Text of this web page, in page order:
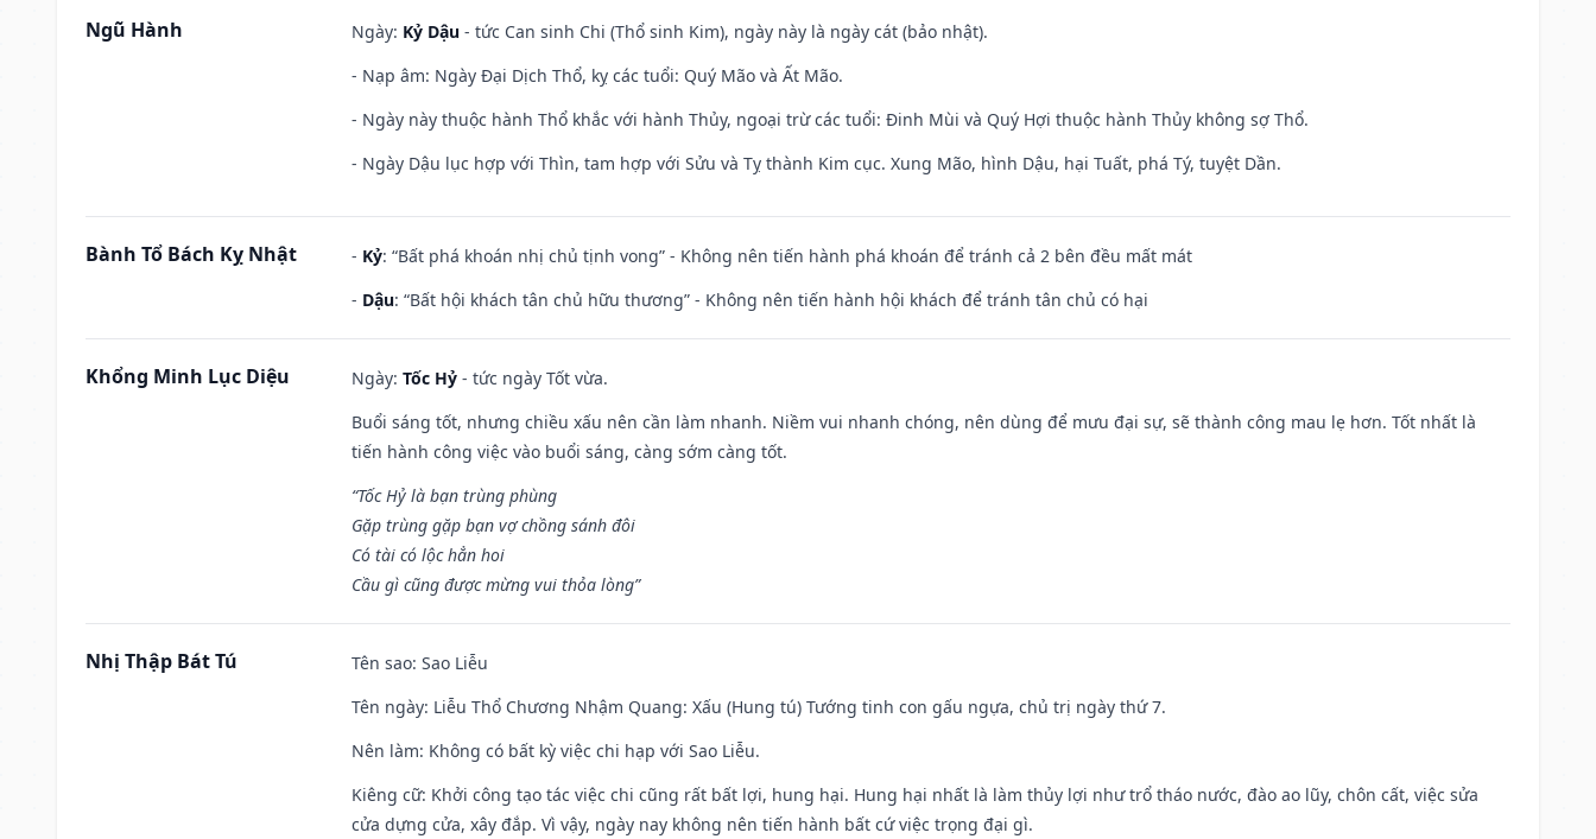
Ngũ Hành Ngày: Kỷ Dậu - tức Can sinh Chi (Thổ sinh Kim), ngày này là ngày cát (bảo nhật).
- Nạp âm: Ngày Đại Dịch Thổ, kỵ các tuổi: Quý Mão và Ất Mão.
- Ngày này thuộc hành Thổ khắc với hành Thủy, ngoại trừ các tuổi: Đinh Mùi và Quý Hợi thuộc hành Thủy không sợ Thổ.
- Ngày Dậu lục hợp với Thìn, tam hợp với Sửu và Tỵ thành Kim cục. Xung Mão, hình Dậu, hại Tuất, phá Tý, tuyệt Dần.
Bành Tổ Bách Kỵ Nhật - Kỷ: “Bất phá khoán nhị chủ tịnh vong” - Không nên tiến hành phá khoán để tránh cả 2 bên đều mất mát
- Dậu: “Bất hội khách tân chủ hữu thương” - Không nên tiến hành hội khách để tránh tân chủ có hại
Khổng Minh Lục Diệu Ngày: Tốc Hỷ - tức ngày Tốt vừa.
Buổi sáng tốt, nhưng chiều xấu nên cần làm nhanh. Niềm vui nhanh chóng, nên dùng để mưu đại sự, sẽ thành công mau lẹ hơn. Tốt nhất là
tiến hành công việc vào buổi sáng, càng sớm càng tốt.
“Tốc Hỷ là bạn trùng phùng
Gặp trùng gặp bạn vợ chồng sánh đôi
Có tài có lộc hẳn hoi
Cầu gì cũng được mừng vui thỏa lòng”
Nhị Thập Bát Tú Tên sao: Sao Liễu
Tên ngày: Liễu Thổ Chương Nhậm Quang: Xấu (Hung tú) Tướng tinh con gấu ngựa, chủ trị ngày thứ 7.
Nên làm: Không có bất kỳ việc chi hạp với Sao Liễu.
Kiêng cữ: Khởi công tạo tác việc chi cũng rất bất lợi, hung hại. Hung hại nhất là làm thủy lợi như trổ tháo nước, đào ao lũy, chôn cất, việc sửa
cửa dựng cửa, xây đắp. Vì vậy, ngày nay không nên tiến hành bất cứ việc trọng đại gì.